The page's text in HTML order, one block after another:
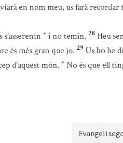
en nom meu, us farà
* i no temin. 28 Heu
és més gran que jo. 29 Us ho he
d’aquest món. * No és que ell
Evangeli